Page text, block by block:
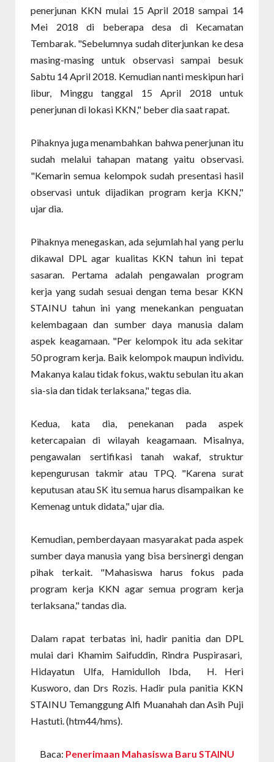
penerjunan KKN mulai 15 April 2018 sampai 14
Mei 2018 di beberapa desa di Kecamatan
Tembarak. "Sebelumnya sudah diterjunkan ke desa
masing-masing untuk observasi sampai besuk
Sabtu 14 April 2018. Kemudian nanti meskipun hari
libur, Minggu tanggal 15 April 2018 untuk
penerjunan di lokasi KKN," beber dia saat rapat.
Pihaknya juga menambahkan bahwa penerjunan itu
sudah melalui tahapan matang yaitu observasi.
"Kemarin semua kelompok sudah presentasi hasil
observasi untuk dijadikan program kerja KKN,"
ujar dia.
Pihaknya menegaskan, ada sejumlah hal yang perlu
dikawal DPL agar kualitas KKN tahun ini tepat
sasaran. Pertama adalah pengawalan program
kerja yang sudah sesuai dengan tema besar KKN
STAINU tahun ini yang menekankan penguatan
kelembagaan dan sumber daya manusia dalam
aspek keagamaan. "Per kelompok itu ada sekitar
50 program kerja. Baik kelompok maupun individu.
Makanya kalau tidak fokus, waktu sebulan itu akan
sia-sia dan tidak terlaksana," tegas dia.
Kedua, kata dia, penekanan pada aspek
ketercapaian di wilayah keagamaan. Misalnya,
pengawalan sertifikasi tanah wakaf, struktur
kepengurusan takmir atau TPQ. "Karena surat
keputusan atau SK itu semua harus disampaikan ke
Kemenag untuk didata," ujar dia.
Kemudian, pemberdayaan masyarakat pada aspek
sumber daya manusia yang bisa bersinergi dengan
pihak terkait. "Mahasiswa harus fokus pada
program kerja KKN agar semua program kerja
terlaksana," tandas dia.
Dalam rapat terbatas ini, hadir panitia dan DPL
mulai dari Khamim Saifuddin, Rindra Puspirasari,
Hidayatun Ulfa, Hamidulloh Ibda, H. Heri
Kusworo, dan Drs Rozis. Hadir pula panitia KKN
STAINU Temanggung Alfi Muanahah dan Asih Puji
Hastuti. (htm44/hms).
Baca: Penerimaan Mahasiswa Baru STAINU